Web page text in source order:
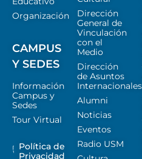
Organización
CAMPUS
Y SEDES
Información
Campus y
Sedes
Tour Virtual
Política de
Privacidad
Dirección
General de
Vinculación
con el
Medio
Dirección
de Asuntos
Internacionales
Alumni
Noticias
Eventos
Radio USM